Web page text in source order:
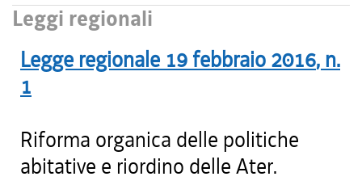
Leggi regionali
Legge regionale 19 febbraio 2016, n.
1
Riforma organica delle politiche
abitative e riordino delle Ater.